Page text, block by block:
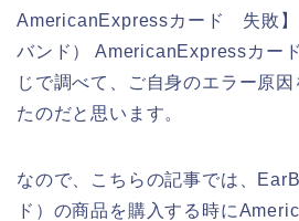
AmericanExpressカード 失敗】
バンド） AmericanExpressカー
じで調べて、ご自身のエラー原
たのだと思います。
なので、こちらの記事では、
ド）の商品を購入する時に